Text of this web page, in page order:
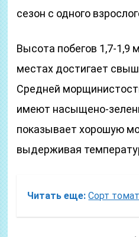
сезон с одного
Высота побегов 1,7-1,9
местах достигает
Средней
имеют насыщено-
показывает хорошую
выдерживая
Читать еще: Сорт